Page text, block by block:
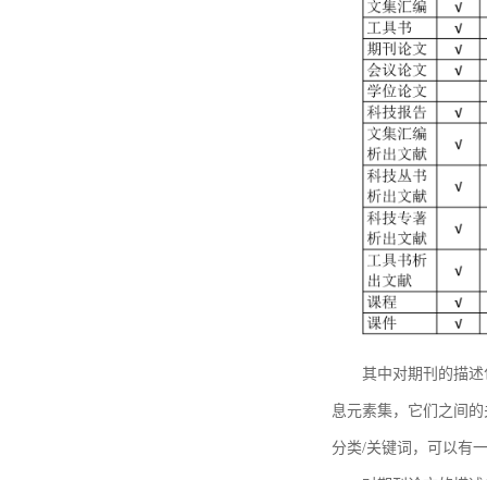
其中对期刊的描
息元素集，它们之间
分类/关键词，可以有